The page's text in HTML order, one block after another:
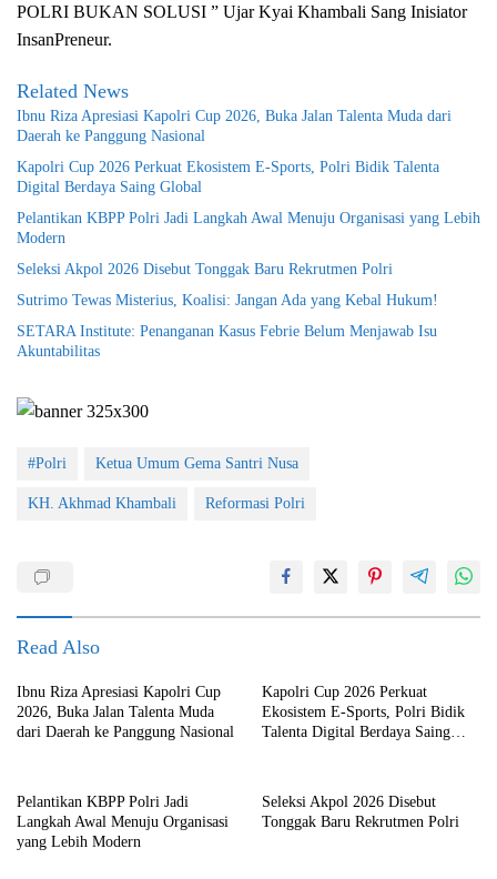
POLRI BUKAN SOLUSI ” Ujar Kyai Khambali Sang Inisiator
InsanPreneur.
Related News
Ibnu Riza Apresiasi Kapolri Cup 2026, Buka Jalan Talenta Muda dari
Daerah ke Panggung Nasional
Kapolri Cup 2026 Perkuat Ekosistem E-Sports, Polri Bidik Talenta
Digital Berdaya Saing Global
Pelantikan KBPP Polri Jadi Langkah Awal Menuju Organisasi yang Lebih
Modern
Seleksi Akpol 2026 Disebut Tonggak Baru Rekrutmen Polri
Sutrimo Tewas Misterius, Koalisi: Jangan Ada yang Kebal Hukum!
SETARA Institute: Penanganan Kasus Febrie Belum Menjawab Isu
Akuntabilitas
#Polri Ketua Umum Gema Santri Nusa
KH. Akhmad Khambali Reformasi Polri
Read Also
Ibnu Riza Apresiasi Kapolri Cup
2026, Buka Jalan Talenta Muda
dari Daerah ke Panggung Nasional
Kapolri Cup 2026 Perkuat
Ekosistem E-Sports, Polri Bidik
Talenta Digital Berdaya Saing
Pelantikan KBPP Polri Jadi
Langkah Awal Menuju Organisasi
yang Lebih Modern
Seleksi Akpol 2026 Disebut
Tonggak Baru Rekrutmen Polri